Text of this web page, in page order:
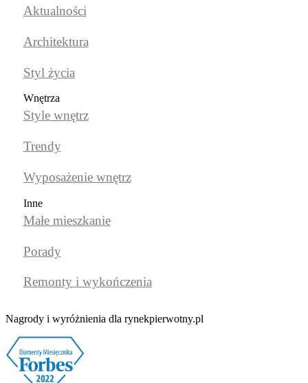
Aktualności
Architektura
Styl życia
Wnętrza
Style wnętrz
Trendy
Wyposażenie wnętrz
Inne
Małe mieszkanie
Porady
Remonty i wykończenia
Nagrody i wyróżnienia dla rynekpierwotny.pl